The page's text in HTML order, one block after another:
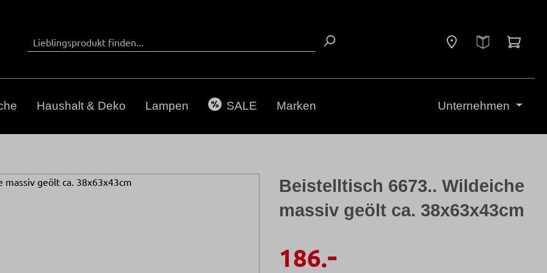
Haushalt & Deko Lampen SALE Marken Unternehmen
Beistelltisch 6673.. Wildeiche
massiv geölt ca. 38x63x43cm
186.-